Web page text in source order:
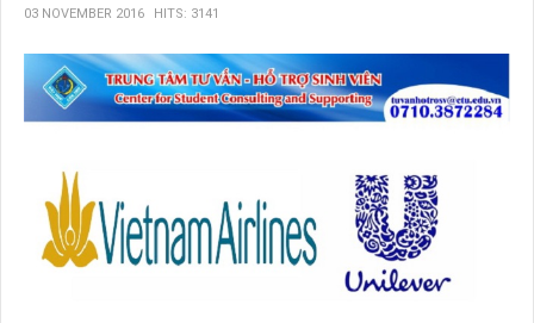
03 NOVEMBER 2016 HITS: 3141